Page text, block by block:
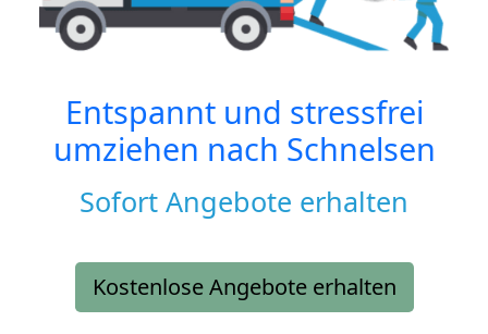
Entspannt und stressfrei
umziehen nach Schnelsen
Sofort Angebote erhalten
Kostenlose Angebote erhalten